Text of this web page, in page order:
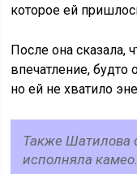
которое ей
После она сказала,
впечатление, будто
но ей не хватило
Также Шатилова
исполняла